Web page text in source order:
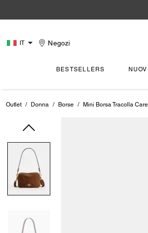
IT Negozi
BESTSELLERS
Outlet / Donna / Borse / Mini Borsa Tracolla